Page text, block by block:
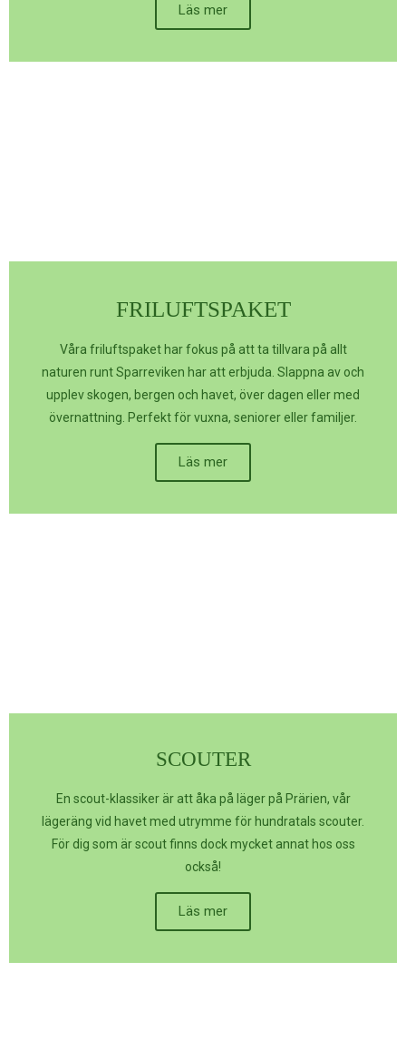
Läs mer
FRILUFTSPAKET
Våra friluftspaket har fokus på att ta tillvara på allt
naturen runt Sparreviken har att erbjuda. Slappna av och
upplev skogen, bergen och havet, över dagen eller med
övernattning. Perfekt för vuxna, seniorer eller familjer.
Läs mer
SCOUTER
En scout-klassiker är att åka på läger på Prärien, vår
lägeräng vid havet med utrymme för hundratals scouter.
För dig som är scout finns dock mycket annat hos oss
också!
Läs mer